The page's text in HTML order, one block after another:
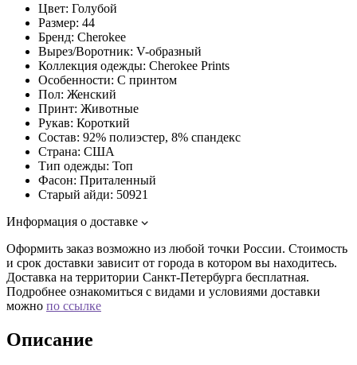
Цвет: Голубой
Размер: 44
Бренд: Cherokee
Вырез/Воротник: V-образный
Коллекция одежды: Cherokee Prints
Особенности: С принтом
Пол: Женский
Принт: Животные
Рукав: Короткий
Состав: 92% полиэстер, 8% спандекс
Страна: США
Тип одежды: Топ
Фасон: Приталенный
Старый айди: 50921
Информация о доставке
Оформить заказ возможно из любой точки России. Стоимость
и срок доставки зависит от города в котором вы находитесь.
Доставка на территории Санкт-Петербурга бесплатная.
Подробнее ознакомиться с видами и условиями доставки
можно по ссылке
Описание